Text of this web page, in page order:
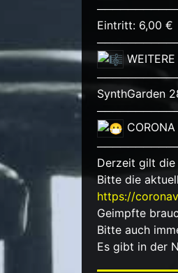
Eintritt: 6,00 €
SynthGarden
Derzeit gilt die
Bitte die
https://
Geimpfte
Bitte auch
Es gibt in der